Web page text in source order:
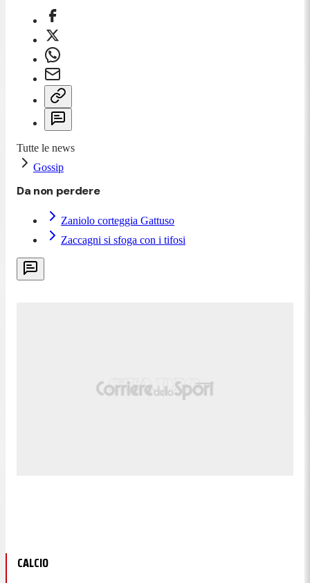
Tutte le news
Gossip
Da non perdere
Zaniolo corteggia Gattuso
Zaccagni si sfoga con i tifosi
CALCIO